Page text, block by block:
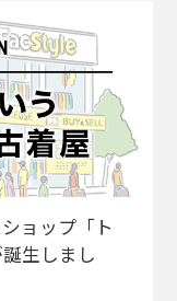
ョップ「ト
生しまし